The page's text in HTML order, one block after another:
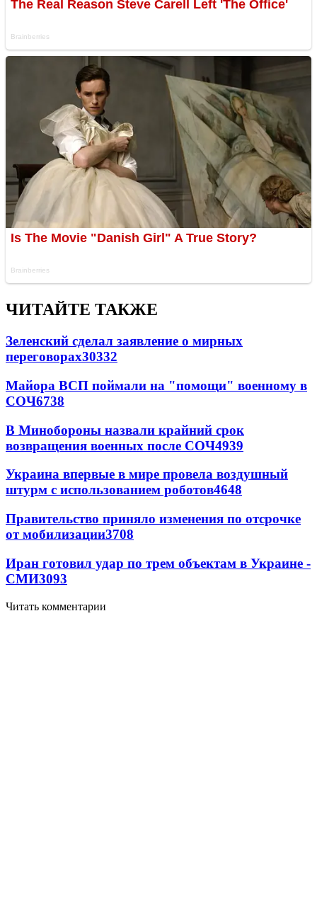
ЧИТАЙТЕ ТАКЖЕ
Зеленский сделал заявление о мирных
переговорах30332
Майора ВСП поймали на "помощи" военному в
СОЧ6738
В Минобороны назвали крайний срок
возвращения военных после СОЧ4939
Украина впервые в мире провела воздушный
штурм с использованием роботов4648
Правительство приняло изменения по отсрочке
от мобилизации3708
Иран готовил удар по трем объектам в Украине -
СМИ3093
Читать комментарии